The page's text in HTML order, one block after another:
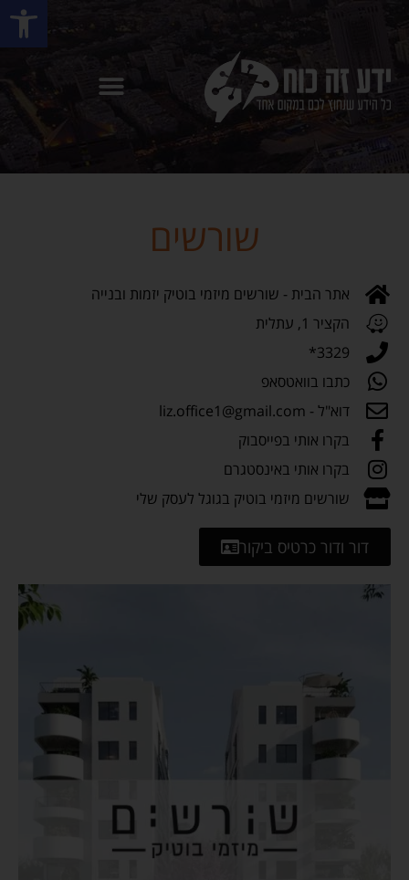
פתח
שורשים
אתר הבית - שורשים מיזמי בוטיק יזמות ובנייה
הקציר 1, עתלית
3329*
כתבו בוואטסאפ
דוא"ל - liz.office1@gmail.com
בקרו אותי בפייסבוק
בקרו אותי באינסטגרם
שורשים מיזמי בוטיק בגוגל לעסק שלי
דור ודור כרטיס ביקור